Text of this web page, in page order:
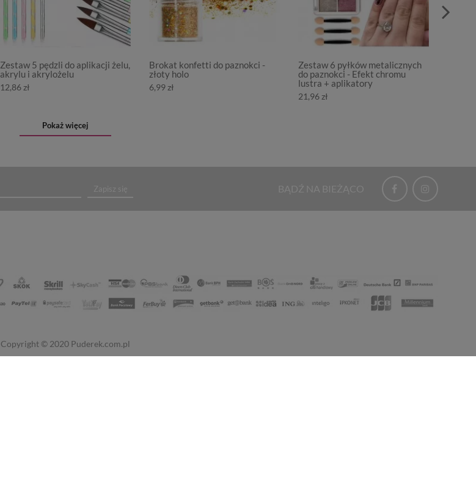
Zestaw 5 pędzli do aplikacji żelu,
akrylu i akrylożelu
12,86 zł
Brokat konfetti do paznokci -
złoty holo
6,99 zł
Zestaw 6 pyłków metalicznych
do paznokci - Efekt chromu
lustra + aplikatory
21,96 zł
Pokaż więcej
Zapisz się BĄDŹ NA BIEŻĄCO
Copyright © 2020 Puderek.com.pl